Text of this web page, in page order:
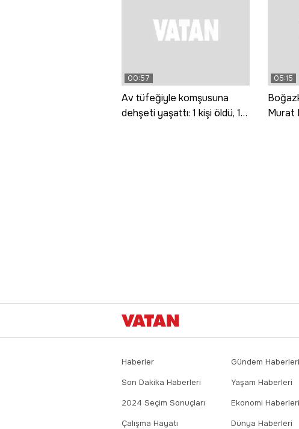
00:57
Av tüfeğiyle komşusuna
dehşeti yaşattı: 1 kişi öldü, 1
05:15
Murat
Haberler
Son Dakika Haberleri
2024 Seçim Sonuçları
Çalışma Hayatı
Gündem Haberleri
Yaşam Haberleri
Ekonomi Haberleri
Dünya Haberleri